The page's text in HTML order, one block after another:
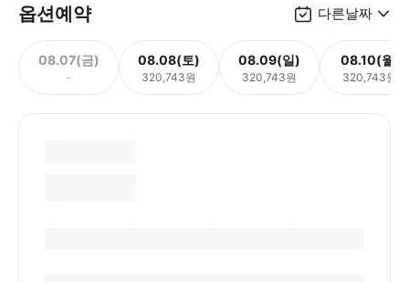
옵션예약 다른날짜
08.07(금)
-
08.08(토)
320,743원
08.09(일)
320,743원
08.10(월)
320,743원